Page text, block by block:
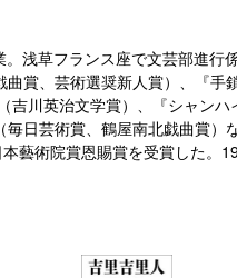
浅草フランス座で文芸部進
賞、芸術選奨新人賞）、『
川英治文学賞）、『シャン
日芸術賞、鶴屋南北戯曲賞）
藝術院賞恩賜賞を受賞した。